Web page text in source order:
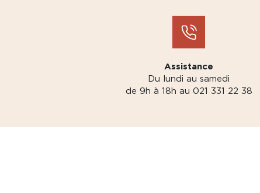
Assistance
Du lundi au samedi
de 9h à 18h au 021 331 22 38